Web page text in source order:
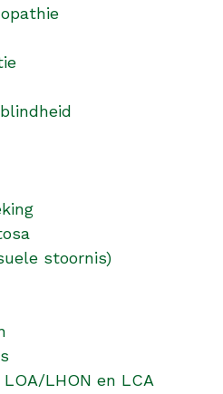
stoornis)
LHON en LCA